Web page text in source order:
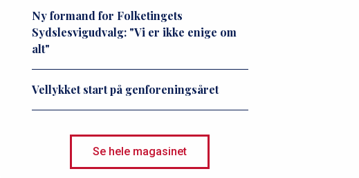
Ny formand for Folketingets
Sydslesvigudvalg: "Vi er ikke enige om
alt"
Vellykket start på genforeningsåret
Se hele magasinet